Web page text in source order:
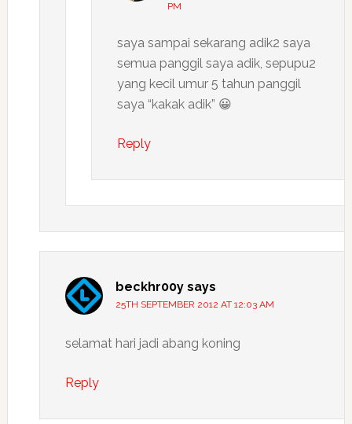
PM
saya sampai sekarang adik2 saya
semua panggil saya adik, sepupu2
yang kecil umur 5 tahun panggil
saya “kakak adik” 😀
Reply
beckhr00y says
25TH SEPTEMBER 2012 AT 12:03 AM
selamat hari jadi abang koning
Reply